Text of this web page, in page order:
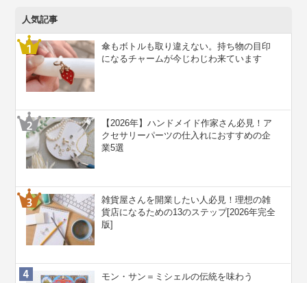
人気記事
傘もボトルも取り違えない。持ち物の目印
になるチャームが今じわじわ来ています
【2026年】ハンドメイド作家さん必見！ア
クセサリーパーツの仕入れにおすすめの企
業5選
雑貨屋さんを開業したい人必見！理想の雑
貨店になるための13のステップ[2026年完全
版]
モン・サン＝ミシェルの伝統を味わう